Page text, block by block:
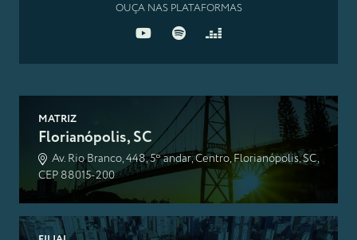
OUÇA NAS PLATAFORMAS
MATRIZ
Florianópolis, SC
Av. Rio Branco, 448, 5º andar, Centro, Florianópolis, SC,
CEP 88015-200